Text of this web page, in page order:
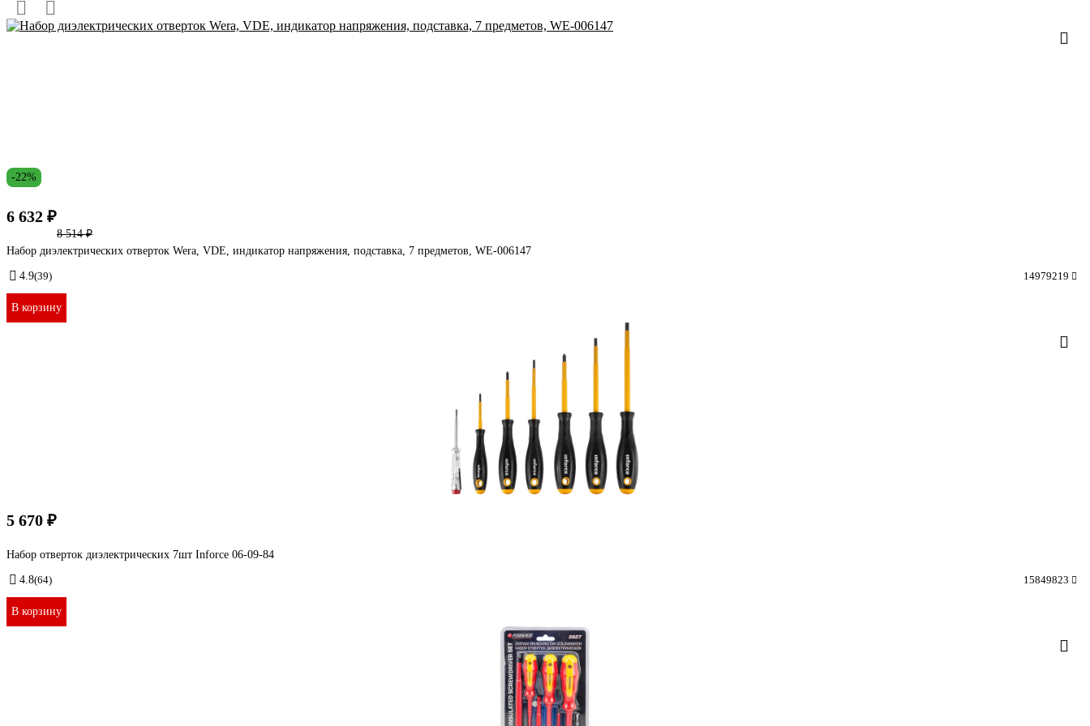
-22%
6 632 ₽
8 514 ₽
Набор диэлектрических отверток Wera, VDE, индикатор напряжения, подставка, 7 предметов, WE-006147
4.9(39) 14979219
В корзину
5 670 ₽
Набор отверток диэлектрических 7шт Inforce 06-09-84
4.8(64) 15849823
В корзину